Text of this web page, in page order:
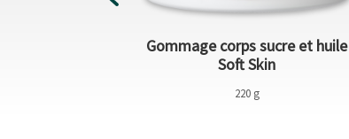
Gommage corps sucre et huile
Soft Skin
220 g